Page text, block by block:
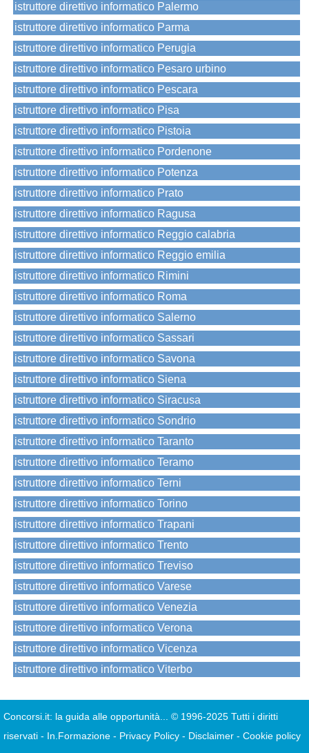
istruttore direttivo informatico Palermo
istruttore direttivo informatico Parma
istruttore direttivo informatico Perugia
istruttore direttivo informatico Pesaro urbino
istruttore direttivo informatico Pescara
istruttore direttivo informatico Pisa
istruttore direttivo informatico Pistoia
istruttore direttivo informatico Pordenone
istruttore direttivo informatico Potenza
istruttore direttivo informatico Prato
istruttore direttivo informatico Ragusa
istruttore direttivo informatico Reggio calabria
istruttore direttivo informatico Reggio emilia
istruttore direttivo informatico Rimini
istruttore direttivo informatico Roma
istruttore direttivo informatico Salerno
istruttore direttivo informatico Sassari
istruttore direttivo informatico Savona
istruttore direttivo informatico Siena
istruttore direttivo informatico Siracusa
istruttore direttivo informatico Sondrio
istruttore direttivo informatico Taranto
istruttore direttivo informatico Teramo
istruttore direttivo informatico Terni
istruttore direttivo informatico Torino
istruttore direttivo informatico Trapani
istruttore direttivo informatico Trento
istruttore direttivo informatico Treviso
istruttore direttivo informatico Varese
istruttore direttivo informatico Venezia
istruttore direttivo informatico Verona
istruttore direttivo informatico Vicenza
istruttore direttivo informatico Viterbo
Concorsi.it: la guida alle opportunità... © 1996-2025 Tutti i diritti
riservati - In.Formazione - Privacy Policy - Disclaimer - Cookie policy